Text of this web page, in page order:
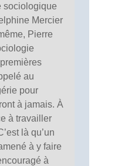
sociologique
Mercier
Pierre
au
pour
à jamais. À
à travailler
là qu’un
à y faire
à